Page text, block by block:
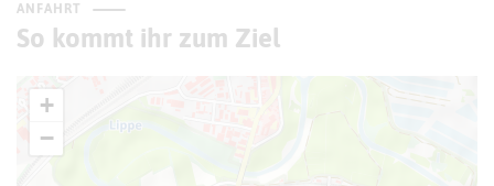
ANFAHRT
So kommt ihr zum Ziel
+
−